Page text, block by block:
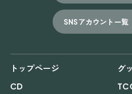
SNSアカウント一覧
トップページ
グ
CD